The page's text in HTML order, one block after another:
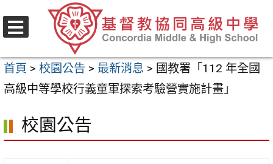
至
要
內
區
首頁 > 校園公告 > 最新消息 > 國教署「112 年全國
高級中等學校行義童軍探索考驗營實施計畫」
校園公告
選
單